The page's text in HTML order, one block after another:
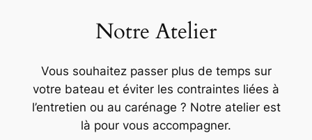
Notre Atelier
Vous souhaitez passer plus de temps sur
votre bateau et éviter les contraintes liées à
l’entretien ou au carénage ? Notre atelier est
là pour vous accompagner.